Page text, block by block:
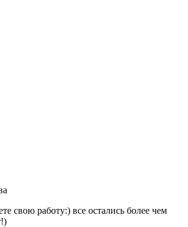
свою работу:) все остались более чем